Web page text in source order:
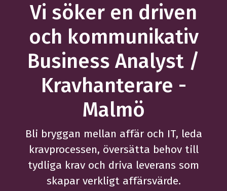
Vi söker en driven
och kommunikativ
Business Analyst /
Kravhanterare -
Malmö
Bli bryggan mellan affär och IT, leda
kravprocessen, översätta behov till
tydliga krav och driva leverans som
skapar verkligt affärsvärde.